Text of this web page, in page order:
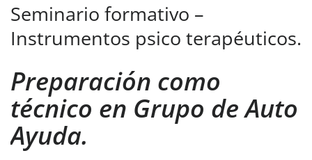
Seminario formativo –
Instrumentos psico terapéuticos.
Preparación como
técnico en Grupo de Auto
Ayuda.